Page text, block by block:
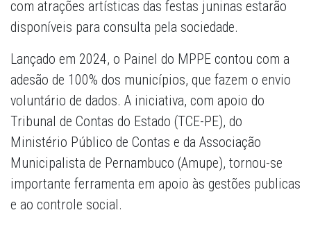
com atrações artísticas das festas juninas estarão
disponíveis para consulta pela sociedade.
Lançado em 2024, o Painel do MPPE contou com a
adesão de 100% dos municípios, que fazem o envio
voluntário de dados. A iniciativa, com apoio do
Tribunal de Contas do Estado (TCE-PE), do
Ministério Público de Contas e da Associação
Municipalista de Pernambuco (Amupe), tornou-se
importante ferramenta em apoio às gestões publicas
e ao controle social.